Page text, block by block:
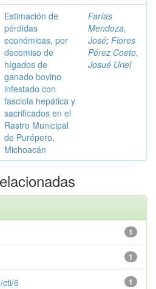
Estimación de
pérdidas
económicas, por
decomiso de
hígados de
ganado bovino
infestado con
fasciola hepática y
sacrificados en el
Rastro Municipal
de Purépero,
Michoacán
Farías
Mendoza,
José; Flores
Pérez Coeto,
Josué Uriel
1
1
1
cti/6